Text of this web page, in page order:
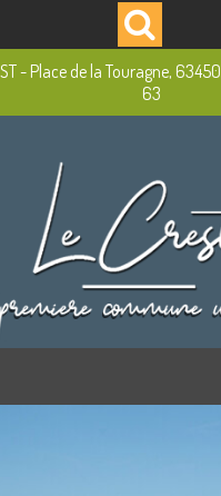
- Place de la Touragne,
63